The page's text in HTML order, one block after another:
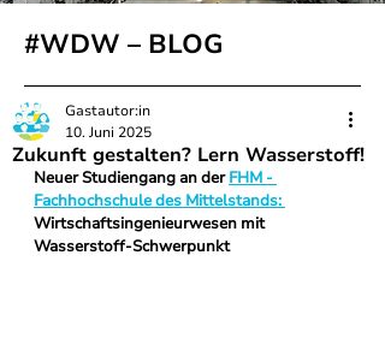
#WDW – BLOG
Zukunft gestalten? Lern Wasserstoff!
Gastautor:in
10. Juni 2025
Neuer Studiengang an der FHM -
Fachhochschule des Mittelstands:
Wirtschaftsingenieurwesen mit
Wasserstoff-Schwerpunkt